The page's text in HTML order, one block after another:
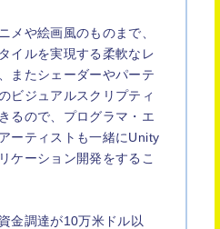
メや絵画風のものまで、
イルを実現する柔軟なレ
またシェーダーやパーテ
ビジュアルスクリプティ
るので、プログラマ・エ
ーティストも一緒にUnity
ケーション開発をするこ
金調達が10万米ドル以